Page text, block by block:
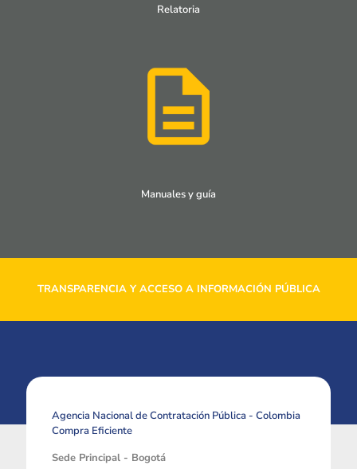
Relatoria
Manuales y guía
TRANSPARENCIA Y ACCESO A INFORMACIÓN PÚBLICA
Agencia Nacional de Contratación Pública - Colombia
Compra Eficiente
Sede Principal - Bogotá